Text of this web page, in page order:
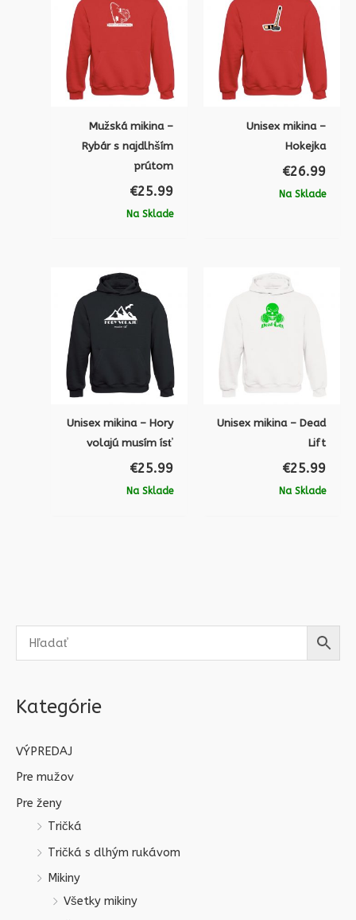
Kategórie
VÝPREDAJ
Pre mužov
Pre ženy
Tričká
Tričká s dlhým rukávom
Mikiny
Všetky mikiny
Mužská mikina –
Rybár s najdlhším
prútom
€25.99
Na Sklade
Unisex mikina –
Hokejka
€26.99
Na Sklade
Unisex mikina – Hory
volajú musím ísť
€25.99
Na Sklade
Unisex mikina – Dead
Lift
€25.99
Na Sklade